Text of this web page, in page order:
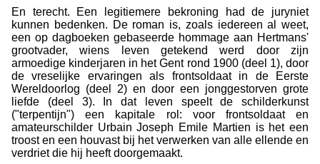
En terecht. Een legitiemere bekroning had de juryniet
kunnen bedenken. De roman is, zoals iedereen al weet,
een op dagboeken gebaseerde hommage aan Hertmans'
grootvader, wiens leven getekend werd door zijn
armoedige kinderjaren in het Gent rond 1900 (deel 1), door
de vreselijke ervaringen als frontsoldaat in de Eerste
Wereldoorlog (deel 2) en door een jonggestorven grote
liefde (deel 3). In dat leven speelt de schilderkunst
("terpentijn") een kapitale rol: voor frontsoldaat en
amateurschilder Urbain Joseph Emile Martien is het een
troost en een houvast bij het verwerken van alle ellende en
verdriet die hij heeft doorgemaakt.